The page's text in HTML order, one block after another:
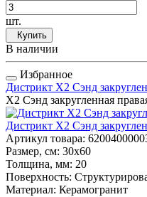
шт.
Купить
В наличии
Избранное
Дистрикт Х2 Сэнд
Х2 Сэнд закругленная
Дистрикт Х2 Сэнд
Артикул товара:
Размер, см: 30x60
Толщина, мм: 20
Поверхность:
Материал: Керамогранит